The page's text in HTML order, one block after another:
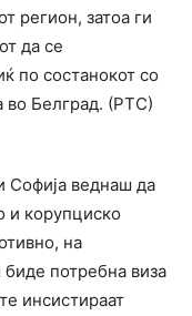
регион, затоа ги
да се
по состанокот со
во Белград. (РТС)
Софија веднаш да
и корупциско
на
биде потребна виза
инсистираат